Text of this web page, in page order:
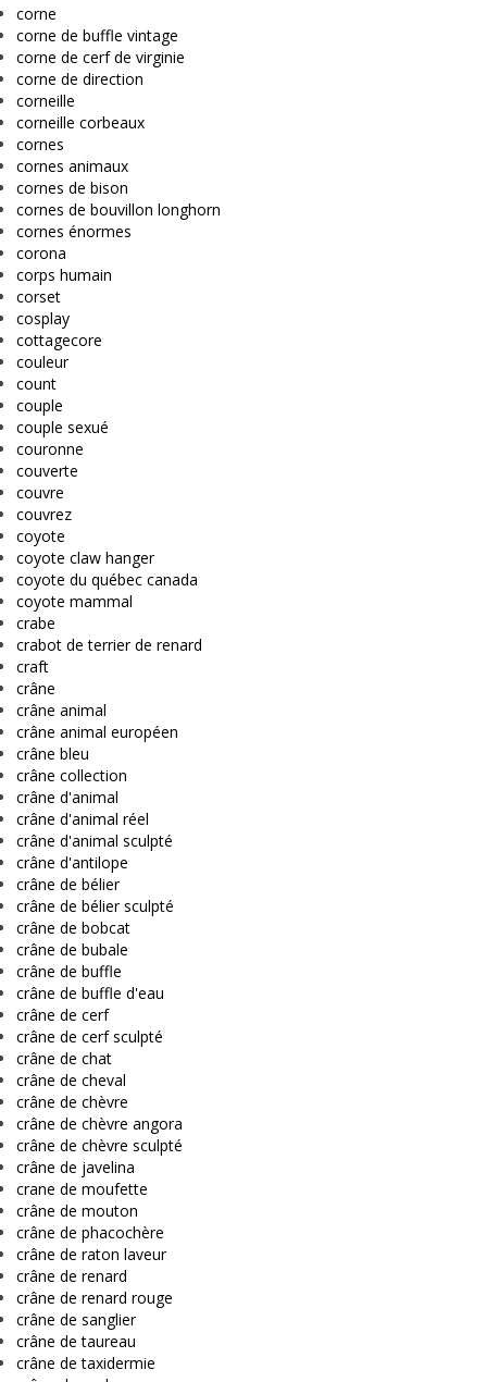
corne
corne de buffle vintage
corne de cerf de virginie
corne de direction
corneille
corneille corbeaux
cornes
cornes animaux
cornes de bison
cornes de bouvillon longhorn
cornes énormes
corona
corps humain
corset
cosplay
cottagecore
couleur
count
couple
couple sexué
couronne
couverte
couvre
couvrez
coyote
coyote claw hanger
coyote du québec canada
coyote mammal
crabe
crabot de terrier de renard
craft
crâne
crâne animal
crâne animal européen
crâne bleu
crâne collection
crâne d'animal
crâne d'animal réel
crâne d'animal sculpté
crâne d'antilope
crâne de bélier
crâne de bélier sculpté
crâne de bobcat
crâne de bubale
crâne de buffle
crâne de buffle d'eau
crâne de cerf
crâne de cerf sculpté
crâne de chat
crâne de cheval
crâne de chèvre
crâne de chèvre angora
crâne de chèvre sculpté
crâne de javelina
crane de moufette
crâne de mouton
crâne de phacochère
crâne de raton laveur
crâne de renard
crâne de renard rouge
crâne de sanglier
crâne de taureau
crâne de taxidermie